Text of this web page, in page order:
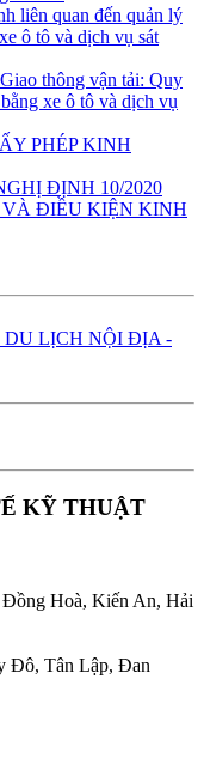
liên quan đến quản lý
ô tô và dịch vụ sát
thông vận tải: Quy
xe ô tô và dịch vụ
PHÉP KINH
ĐỊNH 10/2020
ĐIỀU KIỆN KINH
DU LỊCH NỘI ĐỊA -
KỸ THUẬT
Đồng Hoà, Kiến An, Hải
Đô, Tân Lập, Đan